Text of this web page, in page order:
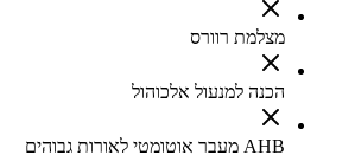
מצלמת רוורס
הכנה למנעול אלכוהול
AHB מעבר אוטומטי לאורות גבוהים